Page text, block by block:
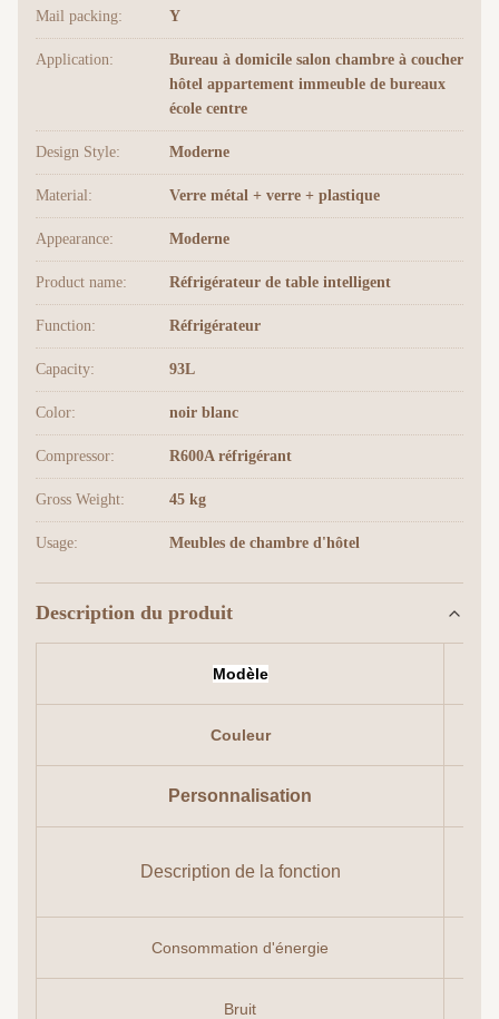
Mail packing: Y
Application:
Bureau à domicile salon chambre à coucher
hôtel appartement immeuble de bureaux
école centre
Design Style: Moderne
Material: Verre métal + verre + plastique
Appearance: Moderne
Product name: Réfrigérateur de table intelligent
Function: Réfrigérateur
Capacity: 93L
Color: noir blanc
Compressor: R600A réfrigérant
Gross Weight: 45 kg
Usage: Meubles de chambre d'hôtel
Description du produit
Modèle
Couleur
Personnalisation
Description de la fonction
Consommation d'énergie
Bruit